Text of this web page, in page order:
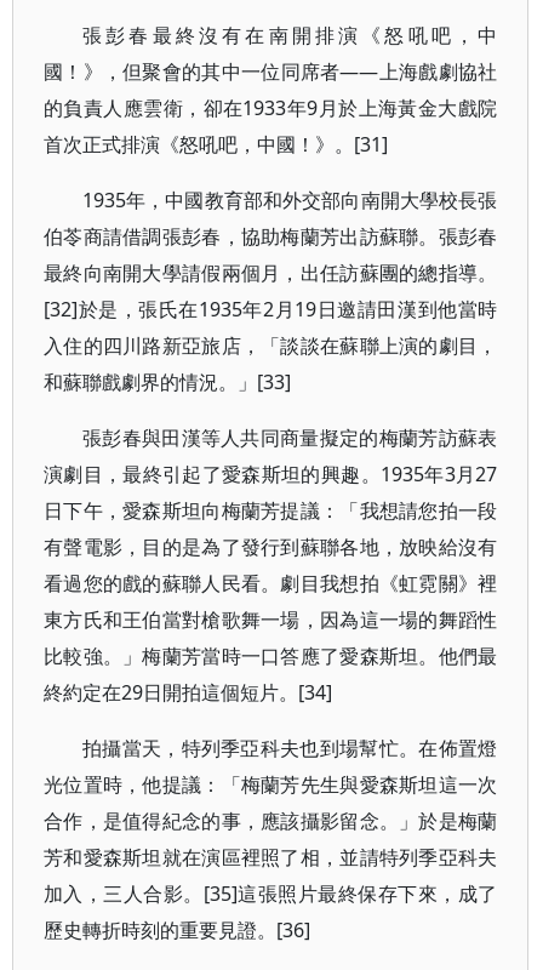
張彭春最終沒有在南開排演《怒吼吧，中
國！》，但聚會的其中一位同席者——上海戲劇協社
的負責人應雲衛，卻在1933年9月於上海黃金大戲院
首次正式排演《怒吼吧，中國！》。[31]
1935年，中國教育部和外交部向南開大學校長張
伯苓商請借調張彭春，協助梅蘭芳出訪蘇聯。張彭春
最終向南開大學請假兩個月，出任訪蘇團的總指導。
[32]於是，張氏在1935年2月19日邀請田漢到他當時
入住的四川路新亞旅店，「談談在蘇聯上演的劇目，
和蘇聯戲劇界的情況。」[33]
張彭春與田漢等人共同商量擬定的梅蘭芳訪蘇表
演劇目，最終引起了愛森斯坦的興趣。1935年3月27
日下午，愛森斯坦向梅蘭芳提議：「我想請您拍一段
有聲電影，目的是為了發行到蘇聯各地，放映給沒有
看過您的戲的蘇聯人民看。劇目我想拍《虹霓關》裡
東方氏和王伯當對槍歌舞一場，因為這一場的舞蹈性
比較強。」梅蘭芳當時一口答應了愛森斯坦。他們最
終約定在29日開拍這個短片。[34]
拍攝當天，特列季亞科夫也到場幫忙。在佈置燈
光位置時，他提議：「梅蘭芳先生與愛森斯坦這一次
合作，是值得紀念的事，應該攝影留念。」於是梅蘭
芳和愛森斯坦就在演區裡照了相，並請特列季亞科夫
加入，三人合影。[35]這張照片最終保存下來，成了
歷史轉折時刻的重要見證。[36]